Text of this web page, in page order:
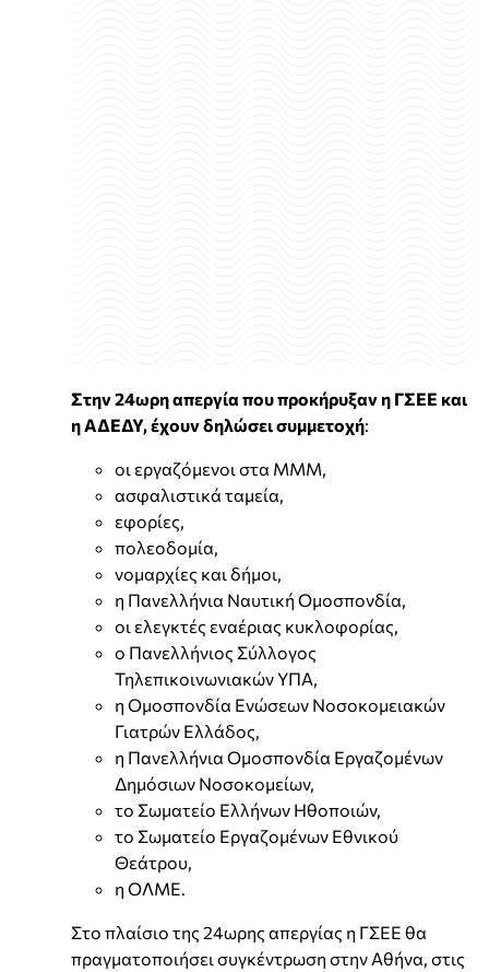
Στην 24ωρη απεργία που προκήρυξαν η ΓΣΕΕ και
η ΑΔΕΔΥ, έχουν δηλώσει συμμετοχή:
οι εργαζόμενοι στα ΜMM,
ασφαλιστικά ταμεία,
εφορίες,
πολεοδομία,
νομαρχίες και δήμοι,
η Πανελλήνια Ναυτική Ομοσπονδία,
οι ελεγκτές εναέριας κυκλοφορίας,
ο Πανελλήνιος Σύλλογος
Τηλεπικοινωνιακών ΥΠΑ,
η Ομοσπονδία Ενώσεων Νοσοκομειακών
Γιατρών Ελλάδος,
η Πανελλήνια Ομοσπονδία Εργαζομένων
Δημόσιων Νοσοκομείων,
το Σωματείο Ελλήνων Ηθοποιών,
το Σωματείο Εργαζομένων Εθνικού
Θεάτρου,
η ΟΛΜΕ.
Στο πλαίσιο της 24ωρης απεργίας η ΓΣΕΕ θα
πραγματοποιήσει συγκέντρωση στην Αθήνα, στις